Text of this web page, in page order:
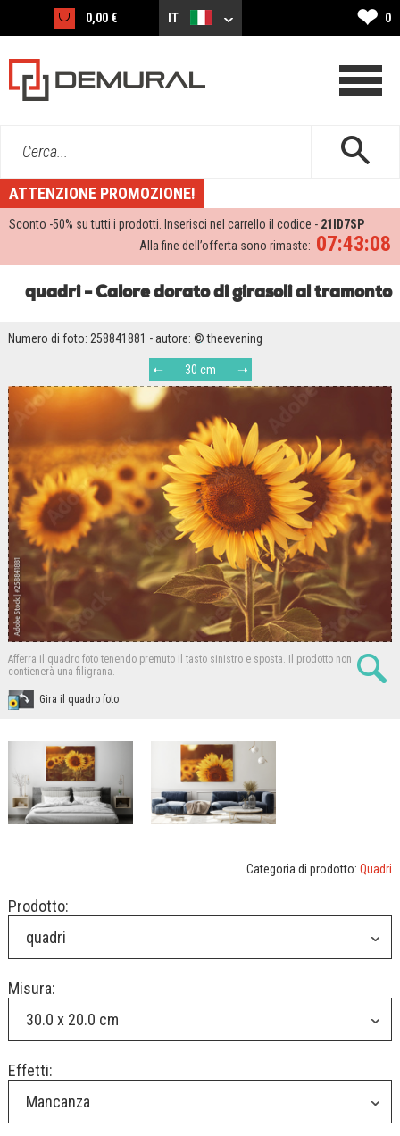
0,00 € IT ❤ 0
Cerca...
ATTENZIONE PROMOZIONE!
Sconto -50% su tutti i prodotti. Inserisci nel carrello il codice - 21ID7SP
07:43:07
Alla fine dell’offerta sono rimaste:
quadri - Calore dorato di girasoli al tramonto
Numero di foto: 258841881 - autore: © theevening
30 cm
Afferra il quadro foto tenendo premuto il tasto sinistro e sposta.
Il prodotto non
contienerà una filigrana.
Gira il quadro foto
Categoria di prodotto: Quadri
Prodotto:
quadri
Misura:
30.0 x 20.0 cm
Effetti:
Mancanza